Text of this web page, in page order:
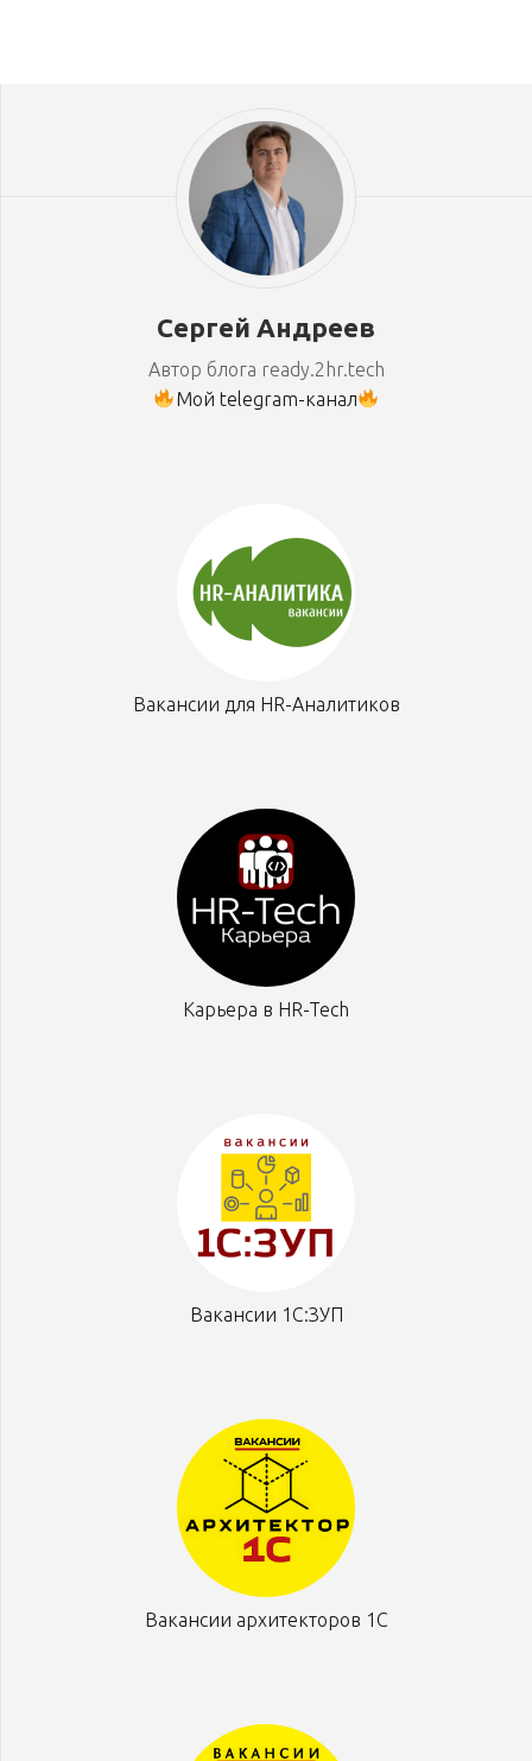
Сергей Андреев
Автор блога ready.2hr.tech
Мой telegram-канал
Вакансии для HR-Аналитиков
Карьера в HR-Tech
Вакансии 1С:ЗУП
Вакансии архитекторов 1С